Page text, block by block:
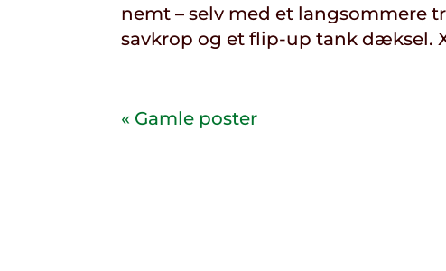
nemt – selv med et langsommere
savkrop og et flip-up tank dæksel.
« Gamle poster